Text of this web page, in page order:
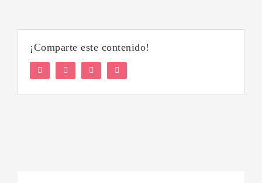
¡Comparte este contenido!
Facebook Twitter LinkedIn